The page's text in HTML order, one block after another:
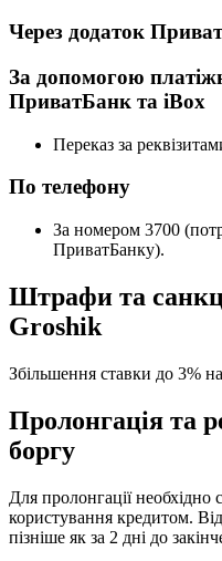
Через додаток
За допомогою
ПриватБанк та iBox
Переказ за
По телефону
За номером 3700
ПриватБанку).
Штрафи та
Groshik
Збільшення ставки до 3%
Пролонгація та
боргу
Для пролонгації необхідно
користування кредитом.
пізніше як за 2 дні до